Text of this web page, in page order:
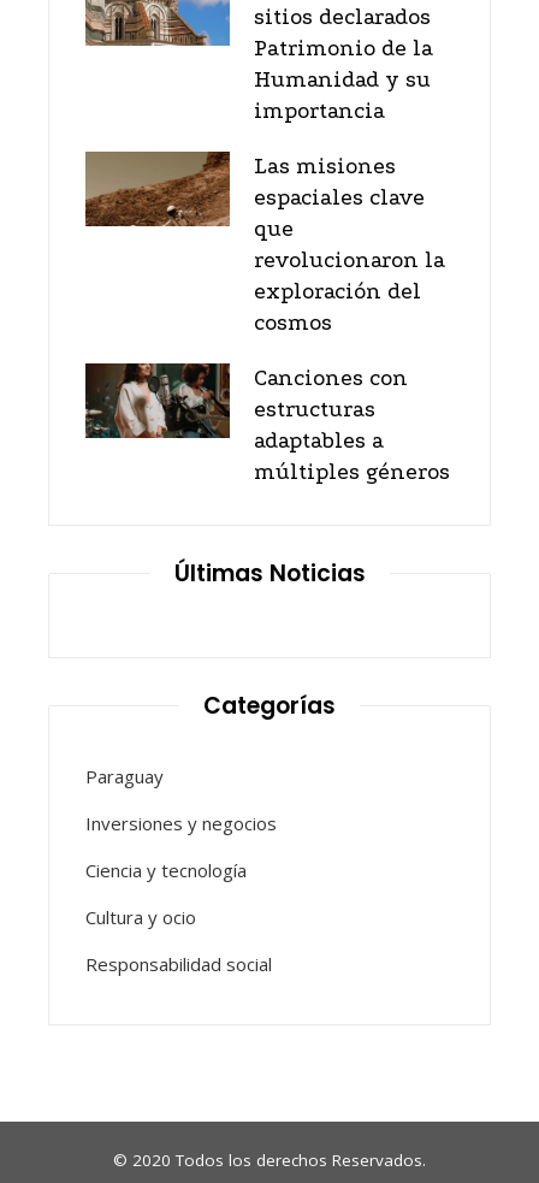
sitios declarados
Patrimonio de la
Humanidad y su
importancia
Las misiones
espaciales clave
que
revolucionaron la
exploración del
cosmos
Canciones con
estructuras
adaptables a
múltiples géneros
Últimas Noticias
Categorías
Paraguay
Inversiones y negocios
Ciencia y tecnología
Cultura y ocio
Responsabilidad social
© 2020 Todos los derechos Reservados.